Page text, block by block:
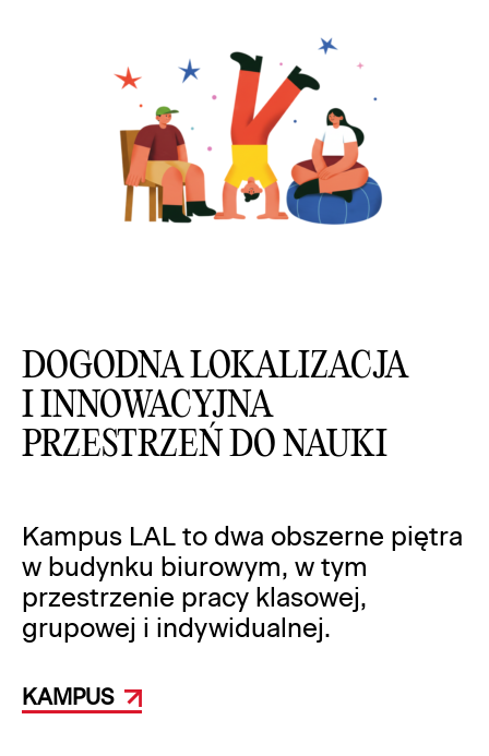
DOGODNA LOKALIZACJA
I INNOWACYJNA
PRZESTRZEŃ DO NAUKI
Kampus LAL to dwa obszerne piętra
w budynku biurowym, w tym
przestrzenie pracy klasowej,
grupowej i indywidualnej.
KAMPUS